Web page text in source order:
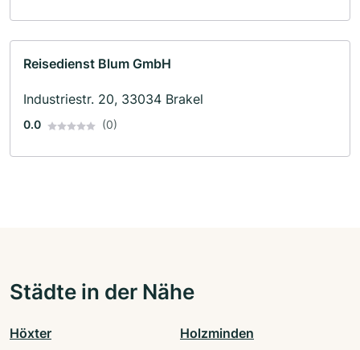
Reisedienst Blum GmbH
Industriestr. 20, 33034 Brakel
0.0 (0)
Städte in der Nähe
Höxter Holzminden